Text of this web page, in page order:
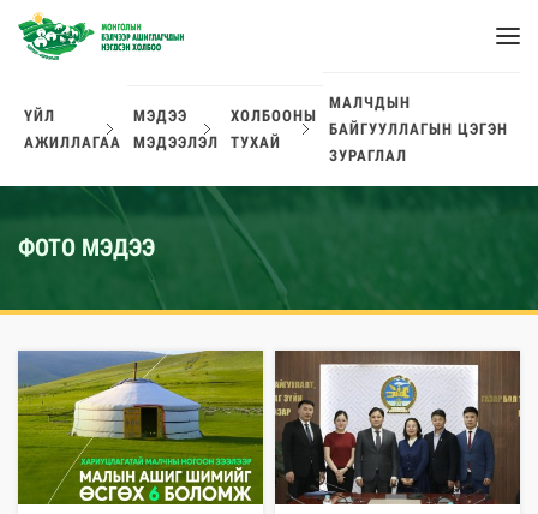
ҮЙЛ
АЖИЛЛАГАА
МЭДЭЭ
МЭДЭЭЛЭЛ
ХОЛБООНЫ
ТУХАЙ
МАЛЧДЫН
БАЙГУУЛЛАГЫН ЦЭГЭН
ЗУРАГЛАЛ
ФОТО МЭДЭЭ